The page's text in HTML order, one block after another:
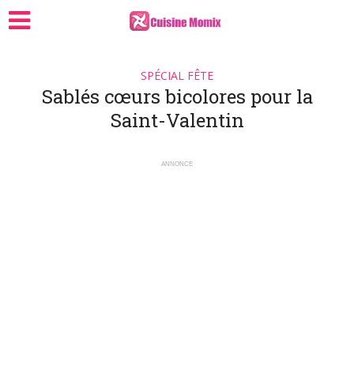
SPÉCIAL FÊTE
Sablés cœurs bicolores pour la
Saint-Valentin
ANNONCE